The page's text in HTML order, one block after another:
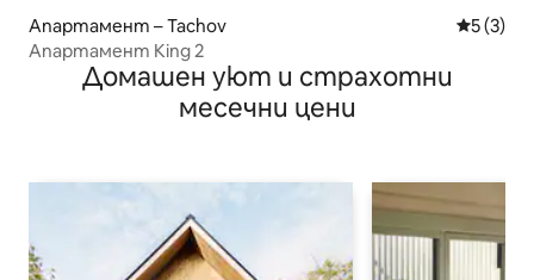
Апартамент – Tachov Средна
5 (3)
Апартамент King 2
Домашен уют и страхотни
месечни цени